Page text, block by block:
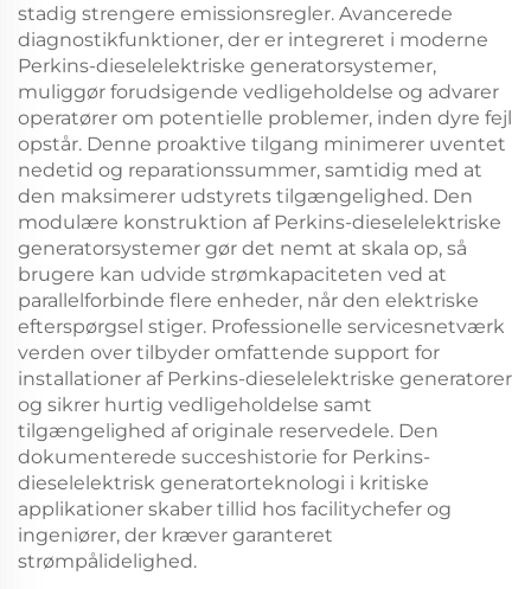
stadig strengere emissionsregler. Avancerede
diagnostikfunktioner, der er integreret i moderne
Perkins-dieselelektriske generatorsystemer,
muliggør forudsigende vedligeholdelse og advarer
operatører om potentielle problemer, inden dyre fejl
opstår. Denne proaktive tilgang minimerer uventet
nedetid og reparationssummer, samtidig med at
den maksimerer udstyrets tilgængelighed. Den
modulære konstruktion af Perkins-dieselelektriske
generatorsystemer gør det nemt at skala op, så
brugere kan udvide strømkapaciteten ved at
parallelforbinde flere enheder, når den elektriske
efterspørgsel stiger. Professionelle servicesnetværk
verden over tilbyder omfattende support for
installationer af Perkins-dieselelektriske generatorer
og sikrer hurtig vedligeholdelse samt
tilgængelighed af originale reservedele. Den
dokumenterede succeshistorie for Perkins-
dieselelektrisk generatorteknologi i kritiske
applikationer skaber tillid hos facilitychefer og
ingeniører, der kræver garanteret
strømpålidelighed.